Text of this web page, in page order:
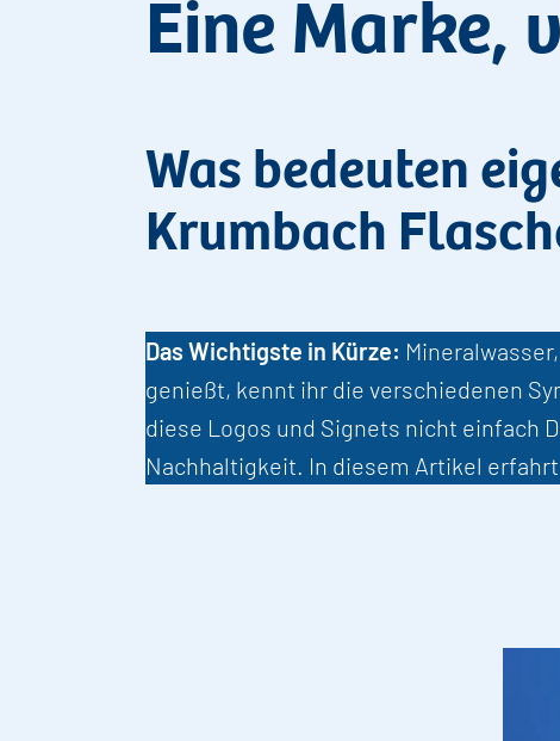
Was bedeuten
Krumbach
Das Wichtigste in Kürze:
genießt, kennt ihr die verschiedenen
diese Logos und Signets nicht einfach
Nachhaltigkeit. In diesem Artikel